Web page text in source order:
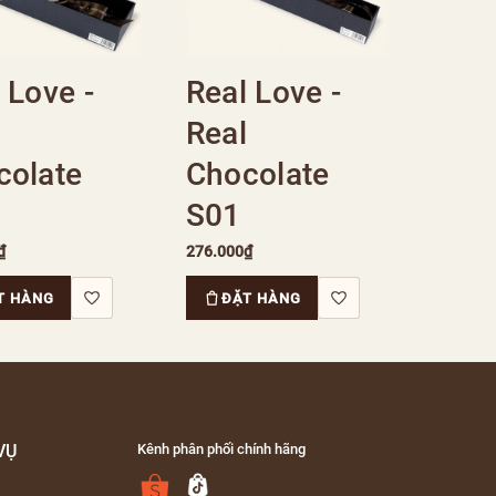
Love -
HÀNG
Real Love -
Real
Chocolate
S01
276.000₫
ĐẶT HÀNG
Kênh phân phối chính hãng